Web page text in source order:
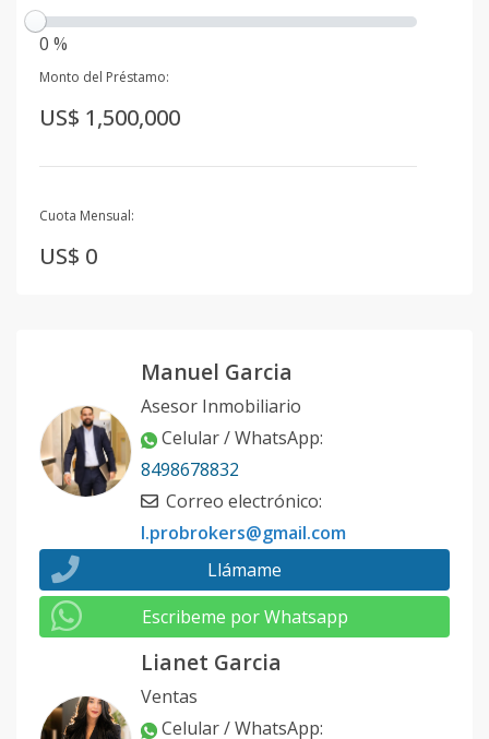
0 %
Monto del Préstamo:
US$ 1,500,000
Cuota Mensual:
US$ 0
Manuel Garcia
Asesor Inmobiliario
Celular / WhatsApp:
8498678832
Correo electrónico:
l.probrokers@gmail.com
Llámame
Escribeme por Whatsapp
Lianet Garcia
Ventas
Celular / WhatsApp: